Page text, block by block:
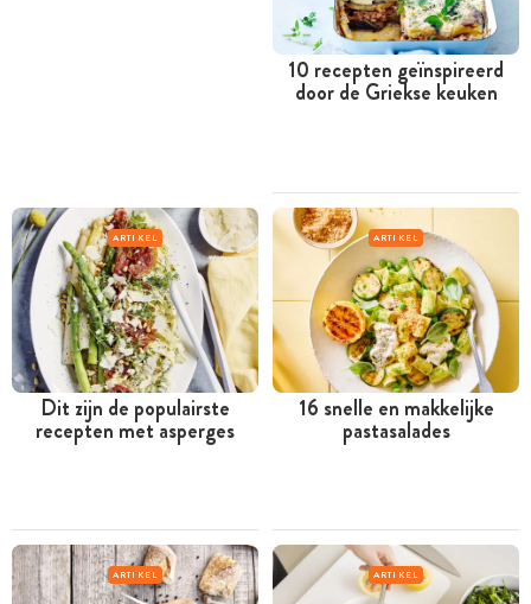
10 recepten geïnspireerd
door de Griekse keuken
ARTIKEL
Dit zijn de populairste
recepten met asperges
ARTIKEL
16 snelle en makkelijke
pastasalades
ARTIKEL ARTIKEL